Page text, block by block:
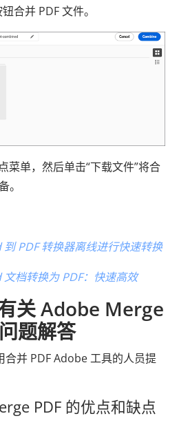
合并 PDF 文件。
菜单，然后单击“下载文件”将合
。
PDF 转换器离线进行快速转换
档转换为 PDF：快速高效
关 Adob​​e Merge
题解答
并 PDF Adob​​e 工具的人员提
PDF 的优点和缺点